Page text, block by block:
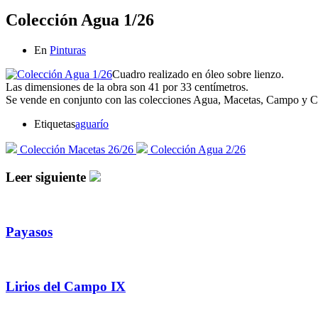
Colección Agua 1/26
En Pinturas
Cuadro realizado en óleo sobre lienzo.
Las dimensiones de la obra son 41 por 33 centímetros.
Se vende en conjunto con las colecciones Agua, Macetas, Campo y
Etiquetasaguarío
Colección Macetas 26/26 Colección Agua 2/26
Leer siguiente
Payasos
Lirios del Campo IX